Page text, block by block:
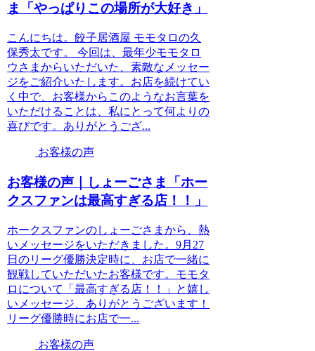
ま「やっぱりこの場所が大好き」
こんにちは。餃子居酒屋 モモタロの久
保秀太です。 今回は、最年少モモタロ
ウさまからいただいた、素敵なメッセー
ジをご紹介いたします。お店を続けてい
く中で、お客様からこのようなお言葉を
いただけることは、私にとって何よりの
喜びです。ありがとうござ...
お客様の声
お客様の声｜しょーごさま「ホー
クスファンは最高すぎる店！！」
ホークスファンのしょーごさまから、熱
いメッセージをいただきました。9月27
日のリーグ優勝決定時に、お店で一緒に
観戦していただいたお客様です。モモタ
ロについて「最高すぎる店！！」と嬉し
いメッセージ、ありがとうございます！
リーグ優勝時にお店で一...
お客様の声